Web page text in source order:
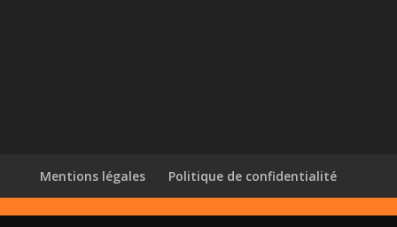
Mentions légales Politique de confidentialité